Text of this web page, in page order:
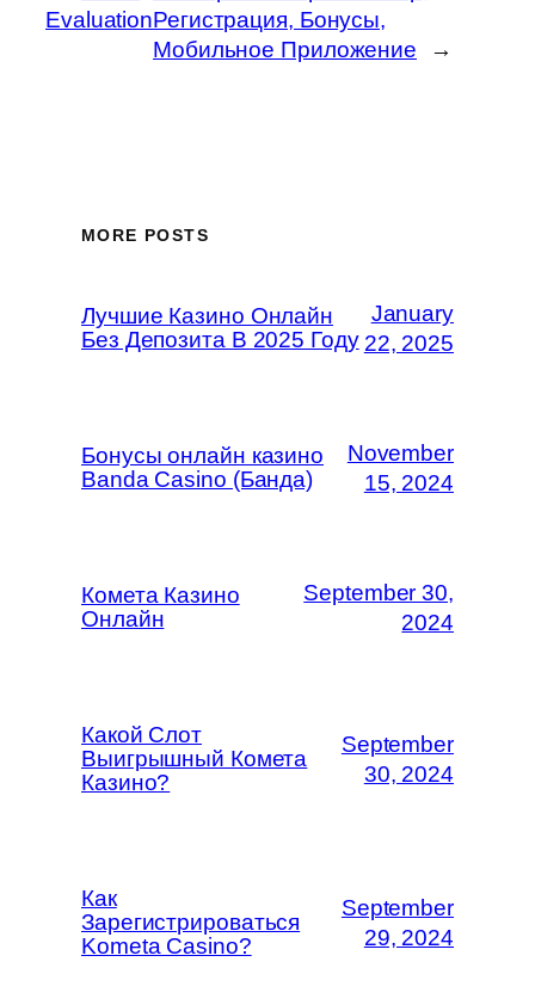
EvaluationРегистрация, Бонусы,
Мобильное Приложение
→
MORE POSTS
Лучшие Казино Онлайн
Без Депозита В 2025 Году
January
22, 2025
Бонусы онлайн казино
Banda Casino (Банда)
November
15, 2024
Комета Казино
Онлайн
September 30,
2024
Какой Слот
Выигрышный Комета
Казино?
September
30, 2024
Как
Зарегистрироваться
Kometa Casino?
September
29, 2024